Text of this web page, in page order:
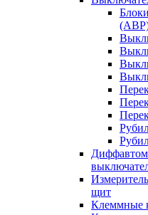
щит
Клеммные